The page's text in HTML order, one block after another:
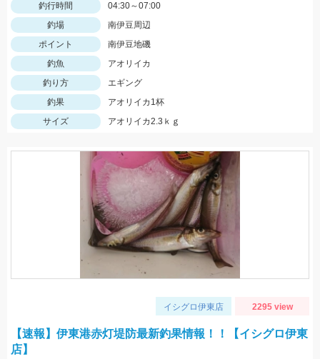
釣行時間
04:30～07:00
釣場
南伊豆周辺
ポイント
南伊豆地磯
釣魚
アオリイカ
釣り方
エギング
釣果
アオリイカ1杯
サイズ
アオリイカ2.3ｋｇ
イシグロ伊東店 2295 view
【速報】伊東港赤灯堤防最新釣果情報！！【イシグロ伊東
店】